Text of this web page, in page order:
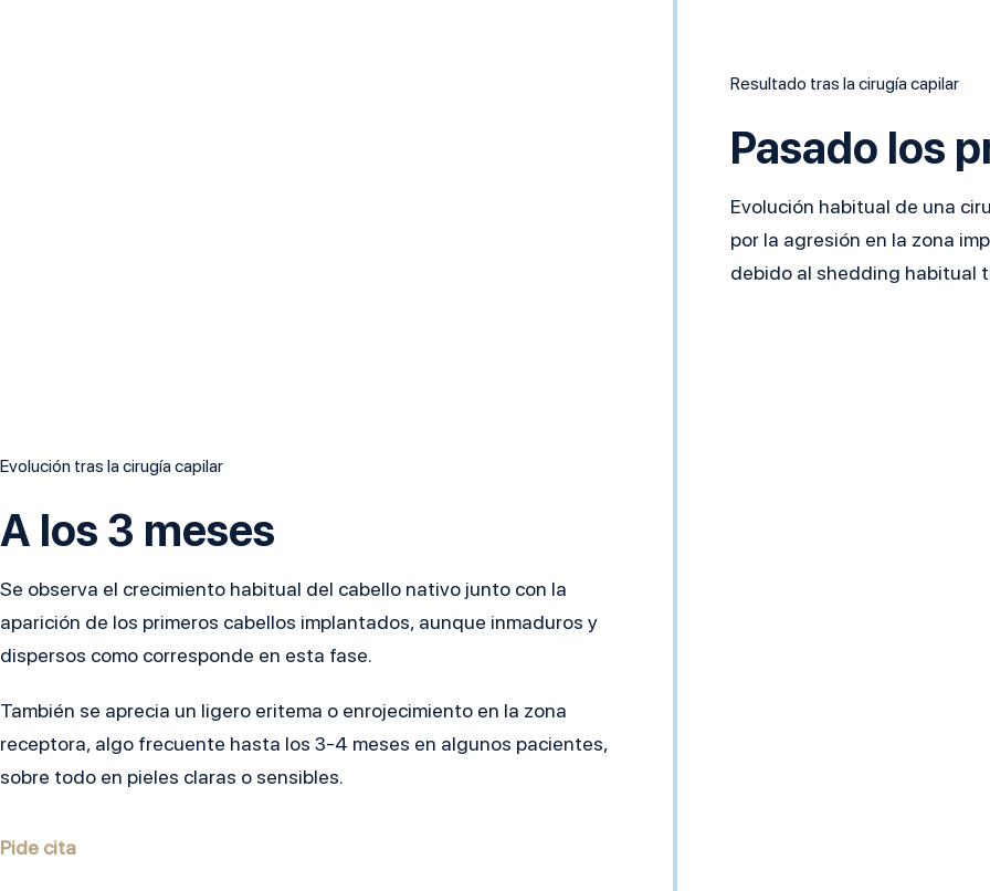
Resultado tras la cirugía capilar
Pasado los
Evolución habitual de una
por la agresión en la zona
debido al shedding habitual
Evolución tras la cirugía capilar
A los 3 meses
Se observa el crecimiento habitual del cabello nativo junto con la
aparición de los primeros cabellos implantados, aunque inmaduros y
dispersos como corresponde en esta fase.
También se aprecia un ligero eritema o enrojecimiento en la zona
receptora, algo frecuente hasta los 3-4 meses en algunos pacientes,
sobre todo en pieles claras o sensibles.
Pide cita